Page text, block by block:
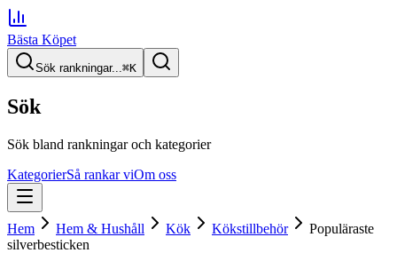
Bästa Köpet
Sök rankningar...⌘K
Sök
Sök bland rankningar och kategorier
KategorierSå rankar viOm oss
Hem Hem & Hushåll Kök Kökstillbehör
Populäraste
silverbesticken